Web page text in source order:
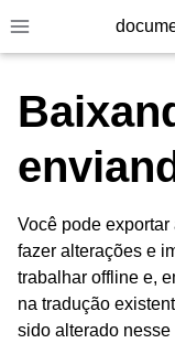
Toggle site
Você pode
fazer alterações e
trabalhar offline e,
na tradução
sido alterado nesse